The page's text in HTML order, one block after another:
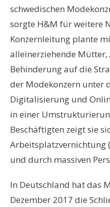
schwedischen
sorgte H&M für weitere
Konzernleitung plante
alleinerziehende
Behinderung auf die
der Modekonzern unter
Digitalisierung und
in einer
Beschäftigten zeigt sie
Arbeitsplatzvernichtung
und durch massiven
In Deutschland hat das
Dezember 2017 die